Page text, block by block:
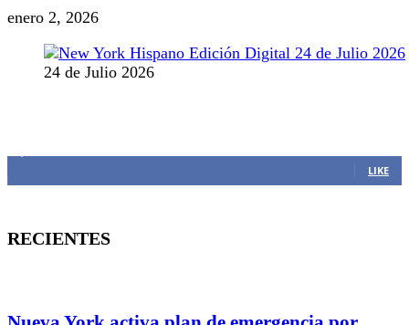
enero 2, 2026
24 de Julio 2026
LIKE
RECIENTES